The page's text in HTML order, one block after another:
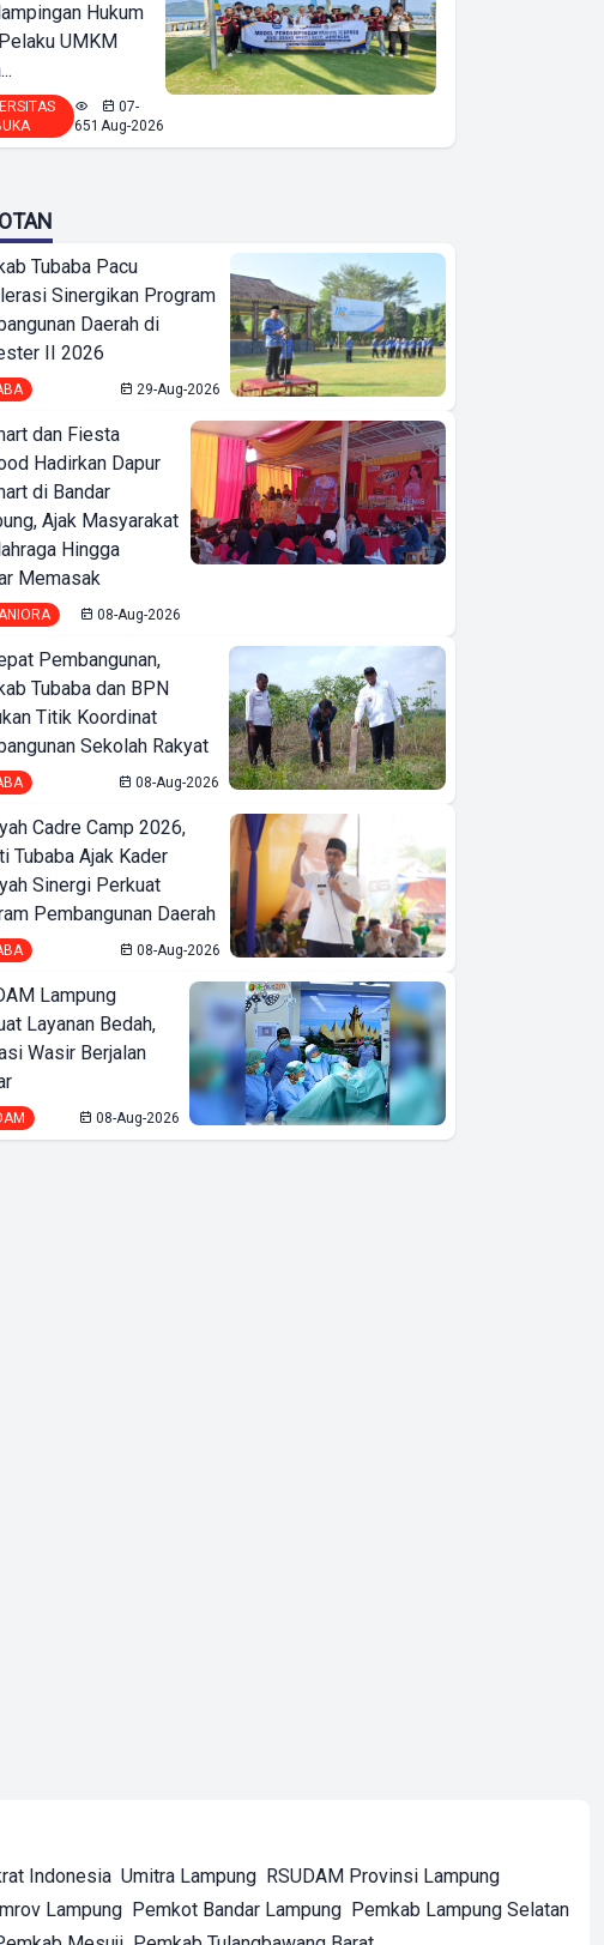
Hukum
UMKM
651
07-
Aug-2026
Tubaba Pacu
Sinergikan Program
Daerah di
II 2026
29-Aug-2026
dan Fiesta
Hadirkan Dapur
di Bandar
Ajak Masyarakat
Hingga
Memasak
08-Aug-2026
Pembangunan,
Tubaba dan BPN
Titik Koordinat
Sekolah Rakyat
08-Aug-2026
Cadre Camp 2026,
Tubaba Ajak Kader
Sinergi Perkuat
Pembangunan Daerah
08-Aug-2026
Lampung
Layanan Bedah,
Wasir Berjalan
08-Aug-2026
Indonesia Umitra Lampung RSUDAM Provinsi Lampung
Lampung Pemkot Bandar Lampung Pemkab Lampung Selatan